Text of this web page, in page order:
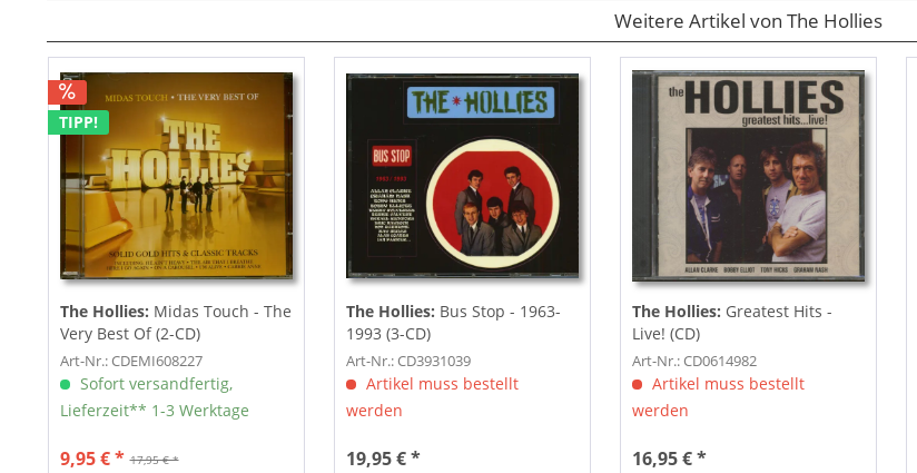
Weitere Artikel von The Hollies
TIPP!
The Hollies: Midas Touch - The
Very Best Of (2-CD)
Art-Nr.: CDEMI608227
Sofort versandfertig,
Lieferzeit** 1-3 Werktage
17,95 € *
9,95 € *
The Hollies: Bus Stop - 1963-
1993 (3-CD)
Art-Nr.: CD3931039
Artikel muss bestellt
werden
19,95 € *
The Hollies: Greatest Hits -
Live! (CD)
Art-Nr.: CD0614982
Artikel muss bestellt
werden
16,95 € *